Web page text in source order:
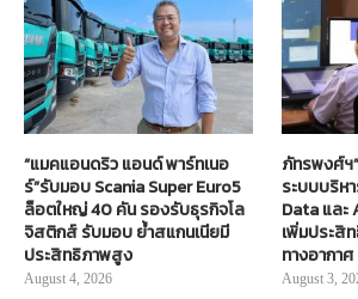
“แมคแอนดริว แอนด์ พาร์ทเนอ
ร์”รับมอบ Scania Super Euro5
ล็อตใหญ่ 40 คัน รองรับธุรกิจโล
จิสติกส์ รับมอบ ย้ำสแกนเนียมี
ประสิทธิภาพสูง
August 4, 2026
ภัทรพงศ์ฯ
ระบบบริห
Data และ
เพิ่มประสิ
ทางอากาศ
August 3,